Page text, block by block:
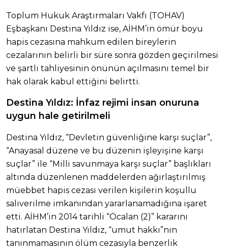
Toplum Hukuk Araştırmaları Vakfı (TOHAV)
Eşbaşkanı Destina Yıldız ise, AİHM’in ömür boyu
hapis cezasına mahkum edilen bireylerin
cezalarının belirli bir süre sonra gözden geçirilmesi
ve şartlı tahliyesinin önünün açılmasını temel bir
hak olarak kabul ettiğini belirtti.
Destina Yıldız: İnfaz rejimi insan onuruna
uygun hale getirilmeli
Destina Yıldız, “Devletin güvenliğine karşı suçlar”,
“Anayasal düzene ve bu düzenin işleyişine karşı
suçlar” ile “Milli savunmaya karşı suçlar” başlıkları
altında düzenlenen maddelerden ağırlaştırılmış
müebbet hapis cezası verilen kişilerin koşullu
salıverilme imkanından yararlanamadığına işaret
etti. AİHM’in 2014 tarihli “Öcalan (2)” kararını
hatırlatan Destina Yıldız, “umut hakkı”nın
tanınmamasının ölüm cezasıyla benzerlik